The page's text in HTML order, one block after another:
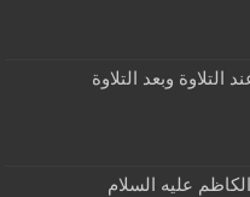
التلاوة وبعد التلاوة
عليه السلام